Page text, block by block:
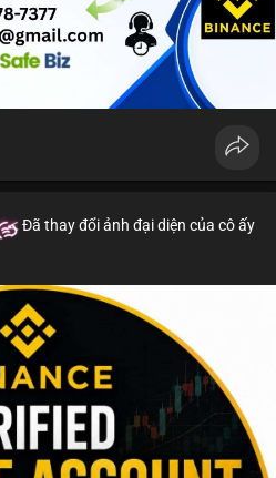
lẻ: Theo dõi sát điểm đến của
tới. Nếu BTC được nạp lên sàn
năng điều chỉnh giá và cân
lại, nếu dòng tiền chuyển vào ví
Đã thay đổi ảnh đại diện của cô ấy